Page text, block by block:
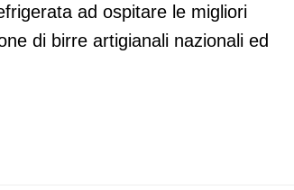
ad ospitare le migliori
di birre artigianali nazionali ed